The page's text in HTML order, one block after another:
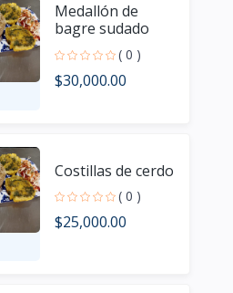
Medallón de
bagre sudado
con sancocho de
pescado
limonada
( 0 )
$30,000.00
Costillas de cerdo
( 0 )
$25,000.00